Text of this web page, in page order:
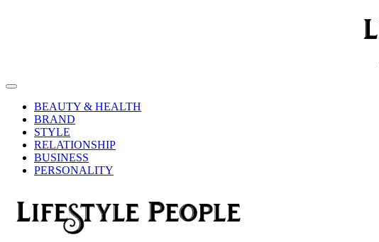
Off
CanvasBEAUTY & HEALTH
BRAND
STYLE
RELATIONSHIP
BUSINESS
PERSONALITY